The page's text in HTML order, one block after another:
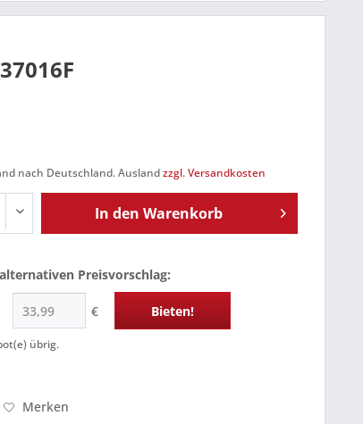
nach Deutschland. Auslandzzgl. Versandkosten
In den Warenkorb
Preisvorschlag:
€ Bieten!
übrig.
Merken